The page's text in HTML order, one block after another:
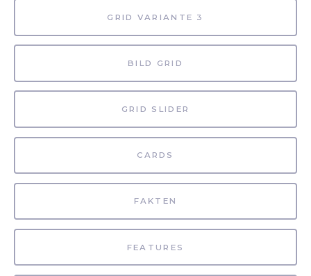
GRID VARIANTE 3
BILD GRID
GRID SLIDER
CARDS
FAKTEN
FEATURES